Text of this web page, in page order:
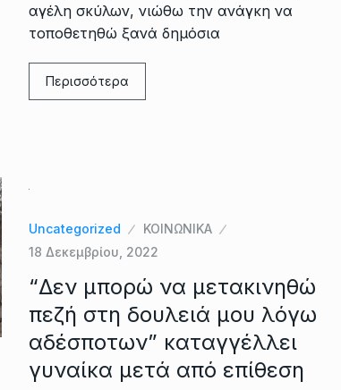
αγέλη σκύλων, νιώθω την ανάγκη να
τοποθετηθώ ξανά δημόσια
Περισσότερα
Uncategorized
ΚΟΙΝΩΝΙΚΑ
18 Δεκεμβρίου, 2022
“Δεν μπορώ να μετακινηθώ
πεζή στη δουλειά μου λόγω
αδέσποτων” καταγγέλλει
γυναίκα μετά από επίθεση